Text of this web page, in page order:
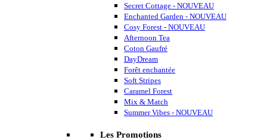
Secret Cottage - NOUVEAU
Enchanted Garden - NOUVEAU
Cosy Forest - NOUVEAU
Afternoon Tea
Coton Gaufré
DayDream
Forêt enchantée
Soft Stripes
Caramel Forest
Mix & Match
Summer Vibes - NOUVEAU
Les Promotions